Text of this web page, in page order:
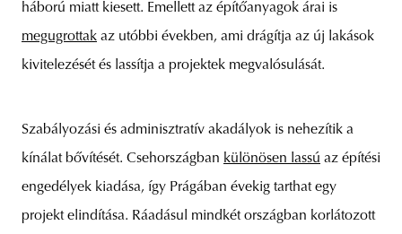
háború miatt kiesett. Emellett az építőanyagok árai is
megugrottak az utóbbi években, ami drágítja az új lakások
kivitelezését és lassítja a projektek megvalósulását.
Szabályozási és adminisztratív akadályok is nehezítik a
kínálat bővítését. Csehországban különösen lassú az építési
engedélyek kiadása, így Prágában évekig tarthat egy
projekt elindítása. Ráadásul mindkét országban korlátozott